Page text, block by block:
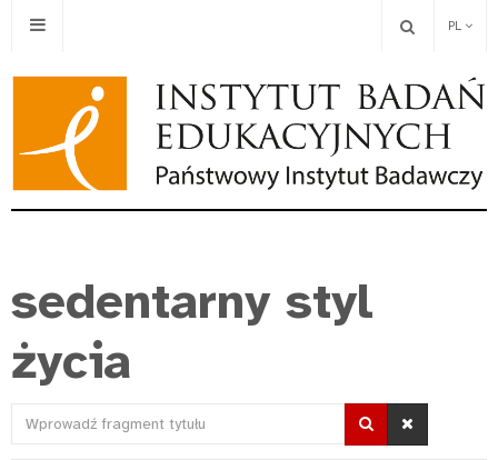
PL
sedentarny styl
życia
Wprowadź